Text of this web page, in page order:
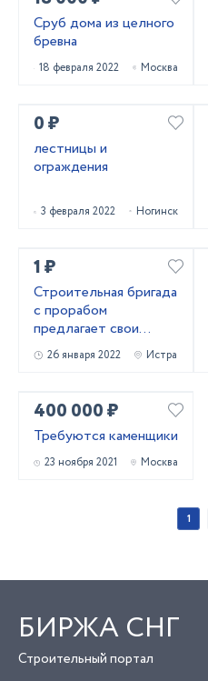
Сруб дома из целного
бревна
18 февраля 2022 Москва
0 ₽
лестницы и
ограждения
3 февраля 2022 Ногинск
1 ₽
Строительная бригада
с прорабом
предлагает свои
услуги по
малоэтажному
26 января 2022 Истра
400 000 ₽
Требуются каменщики
23 ноября 2021 Москва
1
БИРЖА СНГ
Строительный портал